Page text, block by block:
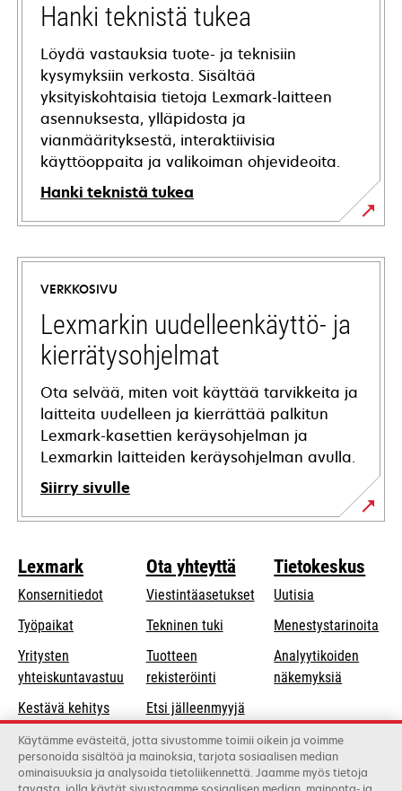
Hanki teknistä tukea
Löydä vastauksia tuote- ja teknisiin
kysymyksiin verkosta. Sisältää
yksityiskohtaisia tietoja Lexmark-laitteen
asennuksesta, ylläpidosta ja
vianmäärityksestä, interaktiivisia
käyttöoppaita ja valikoiman ohjevideoita.
Hanki teknistä tukea
opens
in
new
tab
VERKKOSIVU
Lexmarkin uudelleenkäyttö- ja
kierrätysohjelmat
Ota selvää, miten voit käyttää tarvikkeita ja
laitteita uudelleen ja kierrättää palkitun
Lexmark-kasettien keräysohjelman ja
Lexmarkin laitteiden keräysohjelman avulla.
Siirry sivulle
Lexmark
Konsernitiedot
Työpaikat
Yritysten
yhteiskuntavastuu opens
a
new
tab
Kestävä kehitys
Lexmarkin
kumppanit
Ota yhteyttä
Viestintäasetukset
Tekninen tukiopens
tab
Tuotteen
rekisteröinti
Etsi jälleenmyyjä
Luettelo
tukkukauppiaista
Tietokeskus
Uutisia
Menestystarinoita
Analyytikoiden
näkemyksiä
Käytämme evästeitä, jotta sivustomme toimii oikein ja voimme
personoida sisältöä ja mainoksia, tarjota sosiaalisen median
ominaisuuksia ja analysoida tietoliikennettä. Jaamme myös tietoja